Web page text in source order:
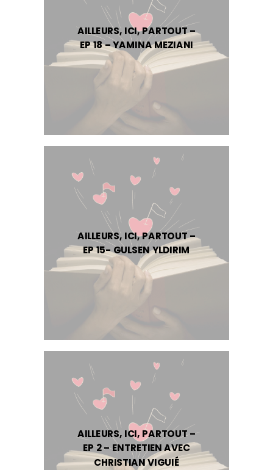
AILLEURS, ICI, PARTOUT –
EP 18 – YAMINA MEZIANI
AILLEURS, ICI, PARTOUT –
EP 15- GULSEN YLDIRIM
AILLEURS, ICI, PARTOUT –
EP 2 – ENTRETIEN AVEC
CHRISTIAN VIGUIÉ